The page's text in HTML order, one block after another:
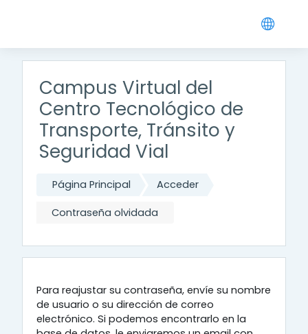
Campus Virtual del
Centro Tecnológico de
Transporte, Tránsito y
Seguridad Vial
Página Principal Acceder
Contraseña olvidada
Para reajustar su contraseña, envíe su nombre
de usuario o su dirección de correo
electrónico. Si podemos encontrarlo en la